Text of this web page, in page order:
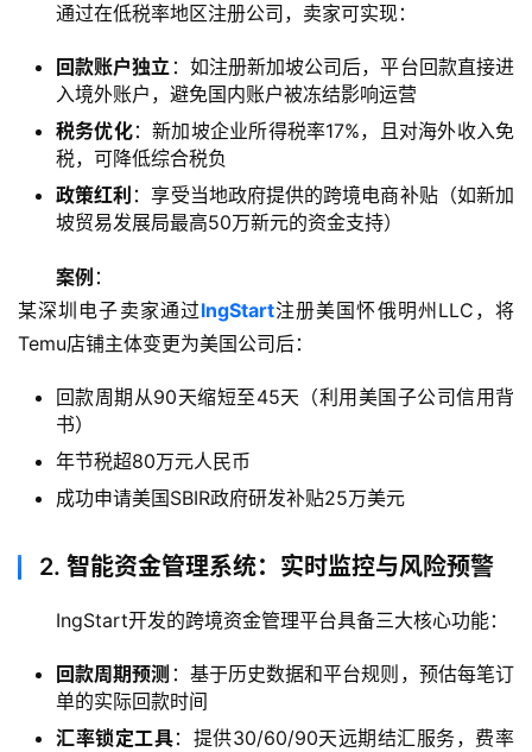
答
合
作
通过在低税率地区注册公司，卖家可实现：
回款账户独立 ：如注册新加坡公司后，平台回款直接进
入境外账户，避免国内账户被冻结影响运营
税务优化：新加坡企业所得税率17%，且对海外收入免
税，可降低综合税负
政策红利 ：享受当地政府提供的跨境电商补贴（如新加
坡贸易发展局最高50万新元的资金支持）
案例 ：
某深圳电子卖家通过lngStart注册美国怀俄明州LLC，将
Temu店铺主体变更为美国公司后：
回款周期从90天缩短至45天（利用美国子公司信用背
书）
年节税超80万元人民币
成功申请美国SBIR政府研发补贴25万美元
2. 智能资金管理系统：实时监控与风险预警
IngStart开发的跨境资金管理平台具备三大核心功能：
回款周期预测 ：基于历史数据和平台规则，预估每笔订
单的实际回款时间
汇率锁定工具：提供30/60/90天远期结汇服务，费率